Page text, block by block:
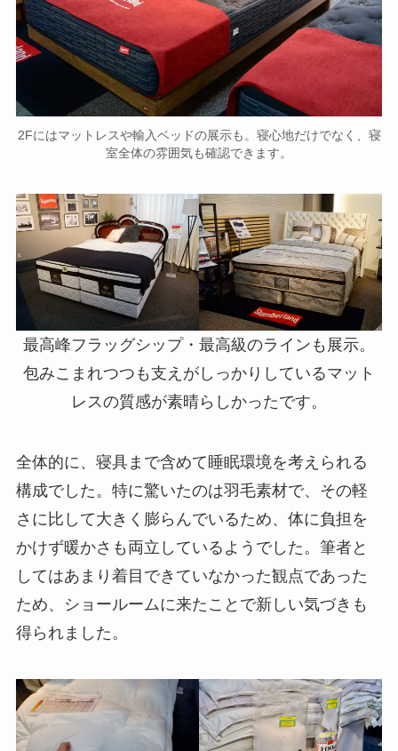
2Fにはマットレスや輸入ベッドの展示も。寝心地だけでなく、寝
室全体の雰囲気も確認できます。
最高峰フラッグシップ・最高級のラインも展示。
包みこまれつつも支えがしっかりしているマット
レスの質感が素晴らしかったです。
全体的に、寝具まで含めて睡眠環境を考えられる
構成でした。特に驚いたのは羽毛素材で、その軽
さに比して大きく膨らんでいるため、体に負担を
かけず暖かさも両立しているようでした。筆者と
してはあまり着目できていなかった観点であった
ため、ショールームに来たことで新しい気づきも
得られました。